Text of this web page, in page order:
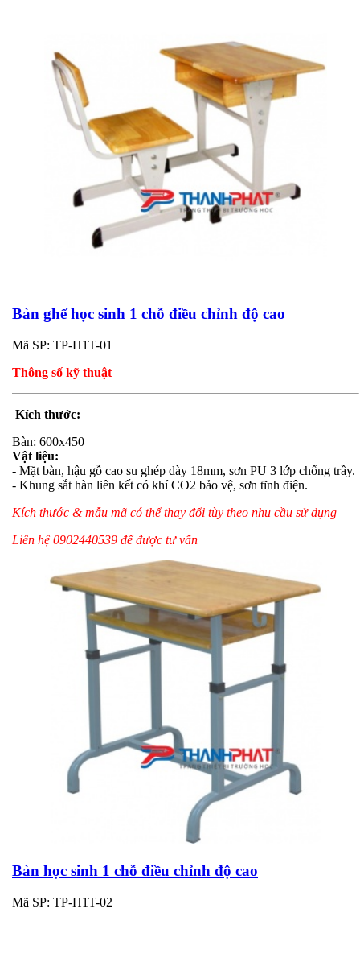
Bàn ghế học sinh 1 chỗ điều chỉnh độ cao
Mã SP: TP-H1T-01
Thông số kỹ thuật
Kích thước:
Bàn: 600x450
Vật liệu:
- Mặt bàn, hậu gỗ cao su ghép dày 18mm, sơn PU 3 lớp chống trầy.
- Khung sắt hàn liên kết có khí CO2 bảo vệ, sơn tĩnh điện.
Kích thước & mẫu mã có thể thay đổi tùy theo nhu cầu sử dụng
Liên hệ 0902440539 để được tư vấn
Bàn học sinh 1 chỗ điều chỉnh độ cao
Mã SP: TP-H1T-02